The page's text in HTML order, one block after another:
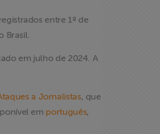
entre 1º de
Brasil.
em julho de 2024. A
a Jornalistas, que
em português,